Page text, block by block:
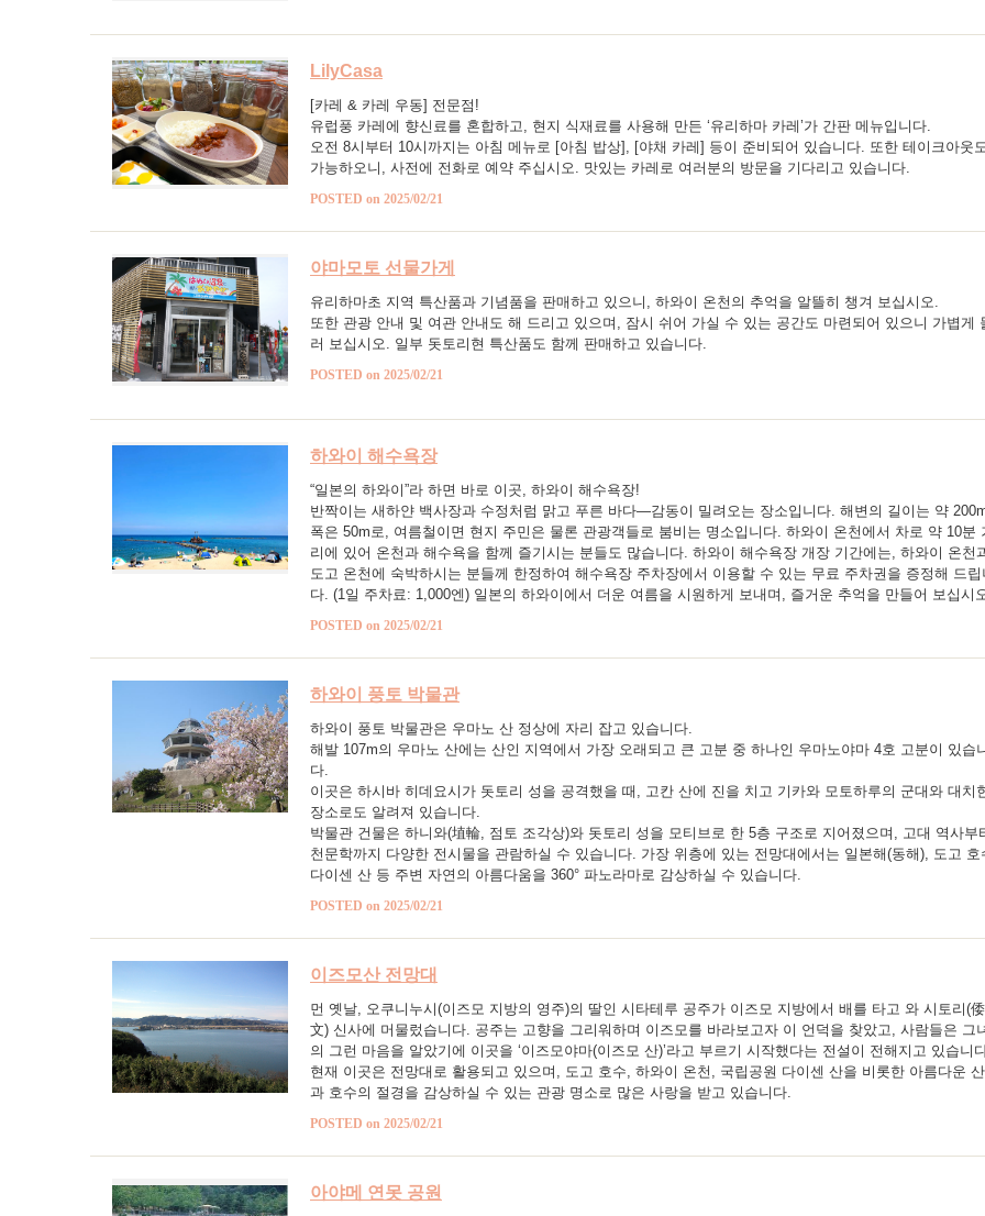
LilyCasa
[카레 & 카레 우동] 전문점!
유럽풍 카레에 향신료를 혼합하고, 현지 식재료를 사용해 만든 ‘유리하마 카레’가 간판 메뉴입니다.
오전 8시부터 10시까지는 아침 메뉴로 [아침 밥상], [야채 카레] 등이 준비되어 있습니다. 또한 테이크아웃
가능하오니, 사전에 전화로 예약 주십시오. 맛있는 카레로 여러분의 방문을 기다리고 있습니다.
POSTED on 2025/02/21
야마모토 선물가게
유리하마초 지역 특산품과 기념품을 판매하고 있으니, 하와이 온천의 추억을 알뜰히 챙겨 보십시오.
또한 관광 안내 및 여관 안내도 해 드리고 있으며, 잠시 쉬어 가실 수 있는 공간도 마련되어 있으니 가볍게
러 보십시오. 일부 돗토리현 특산품도 함께 판매하고 있습니다.
POSTED on 2025/02/21
하와이 해수욕장
“일본의 하와이”라 하면 바로 이곳, 하와이 해수욕장!
반짝이는 새하얀 백사장과 수정처럼 맑고 푸른 바다—감동이 밀려오는 장소입니다. 해변의 길이는 약
폭은 50m로, 여름철이면 현지 주민은 물론 관광객들로 붐비는 명소입니다. 하와이 온천에서 차로 약 10분
리에 있어 온천과 해수욕을 함께 즐기시는 분들도 많습니다. 하와이 해수욕장 개장 기간에는, 하와이 온천
도고 온천에 숙박하시는 분들께 한정하여 해수욕장 주차장에서 이용할 수 있는 무료 주차권을 증정해 드립
다. (1일 주차료: 1,000엔) 일본의 하와이에서 더운 여름을 시원하게 보내며, 즐거운 추억을 만들어 보십시
POSTED on 2025/02/21
하와이 풍토 박물관
하와이 풍토 박물관은 우마노 산 정상에 자리 잡고 있습니다.
해발 107m의 우마노 산에는 산인 지역에서 가장 오래되고 큰 고분 중 하나인 우마노야마 4호 고분이 있습
다.
이곳은 하시바 히데요시가 돗토리 성을 공격했을 때, 고칸 산에 진을 치고 기카와 모토하루의 군대와 대치
장소로도 알려져 있습니다.
박물관 건물은 하니와(埴輪, 점토 조각상)와 돗토리 성을 모티브로 한 5층 구조로 지어졌으며, 고대 역사부
천문학까지 다양한 전시물을 관람하실 수 있습니다. 가장 위층에 있는 전망대에서는 일본해(동해), 도고 호
다이센 산 등 주변 자연의 아름다움을 360° 파노라마로 감상하실 수 있습니다.
POSTED on 2025/02/21
이즈모산 전망대
먼 옛날, 오쿠니누시(이즈모 지방의 영주)의 딸인 시타테루 공주가 이즈모 지방에서 배를 타고 와 시토리(倭
文) 신사에 머물렀습니다. 공주는 고향을 그리워하며 이즈모를 바라보고자 이 언덕을 찾았고, 사람들은 그
의 그런 마음을 알았기에 이곳을 ‘이즈모야마(이즈모 산)’라고 부르기 시작했다는 전설이 전해지고 있습니
현재 이곳은 전망대로 활용되고 있으며, 도고 호수, 하와이 온천, 국립공원 다이센 산을 비롯한 아름다운
과 호수의 절경을 감상하실 수 있는 관광 명소로 많은 사랑을 받고 있습니다.
POSTED on 2025/02/21
아야메 연못 공원